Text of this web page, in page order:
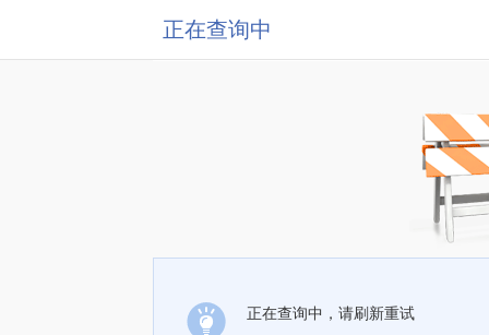
正在查询中
正在查询中，请刷新重试